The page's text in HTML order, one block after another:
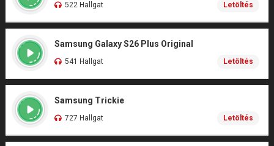
522 Hallgat Letöltés
Samsung Galaxy S26 Plus Original
541 Hallgat Letöltés
Samsung Trickie
727 Hallgat Letöltés